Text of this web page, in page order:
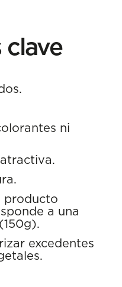
clave
ni
producto
a una
excedentes